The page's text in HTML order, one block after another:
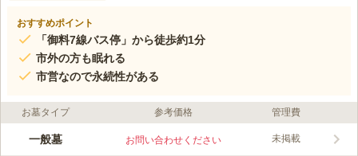
おすすめポイント
「御料7線バス停」から徒歩約1分
市外の方も眠れる
市営なので永続性がある
お墓タイプ 参考価格 管理費
一般墓 お問い合わせください 未掲載